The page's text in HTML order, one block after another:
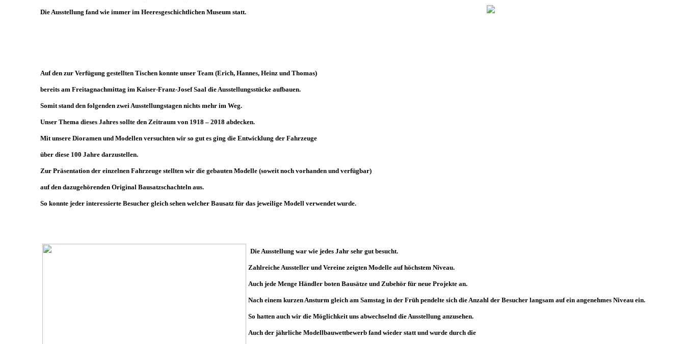
Die Ausstellung fand wie immer im Heeresgeschichtlichen Museum statt.
Auf den zur Verfügung gestellten Tischen konnte unser Team (Erich, Hannes, Heinz und Thomas)
bereits am Freitagnachmittag im Kaiser-Franz-Josef Saal die Ausstellungsstücke aufbauen.
Somit stand den folgenden zwei Ausstellungstagen nichts mehr im Weg.
Unser Thema dieses Jahres sollte den Zeitraum von 1918 – 2018 abdecken.
Mit unsere Dioramen und Modellen versuchten wir so gut es ging die Entwicklung der Fahrzeuge
über diese 100 Jahre darzustellen.
Zur Präsentation der einzelnen Fahrzeuge stellten wir die gebauten Modelle (soweit noch vorhanden und verfügbar)
auf den dazugehörenden Original Bausatzschachteln aus.
So konnte jeder interessierte Besucher gleich sehen welcher Bausatz für das jeweilige Modell verwendet wurde.
Die Ausstellung war wie jedes Jahr sehr gut besucht.
Zahlreiche Aussteller und Vereine zeigten Modelle auf höchstem Niveau.
Auch jede Menge Händler boten Bausätze und Zubehör für neue Projekte an.
Nach einem kurzen Ansturm gleich am Samstag in der Früh pendelte sich die Anzahl der Besucher langsam auf ein angenehmes Niveau ein.
So hatten auch wir die Möglichkeit uns abwechselnd die Ausstellung anzusehen.
Auch der jährliche Modellbauwettbewerb fand wieder statt und wurde durch die